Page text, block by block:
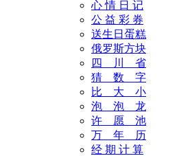
心 情 日 记
公 益 彩 券
送生日蛋糕
俄罗斯方块
四 川 省
猜 数 字
比 大 小
泡 泡 龙
许 愿 池
万 年 历
经 期 计 算